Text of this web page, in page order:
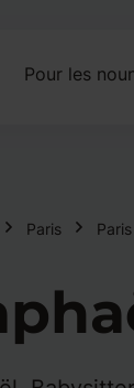
Pour les
Paris